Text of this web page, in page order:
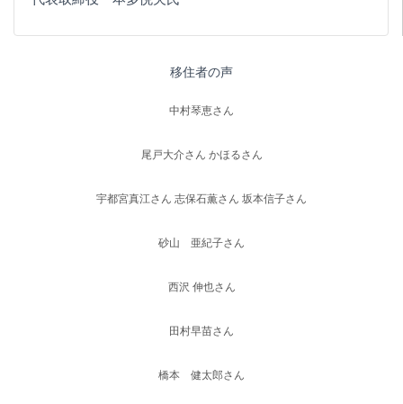
移住者の声
中村琴恵さん
尾戸大介さん かほるさん
宇都宮真江さん 志保石薫さん 坂本信子さん
砂山 亜紀子さん
西沢 伸也さん
田村早苗さん
橋本 健太郎さん